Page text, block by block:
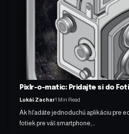
Pixlr-o-matic: Pridajte si do
Lukáš Zachar1 Min Read
Ak hľadáte jednoduchú aplikáciu pre
fotiek pre váš smartphone,…